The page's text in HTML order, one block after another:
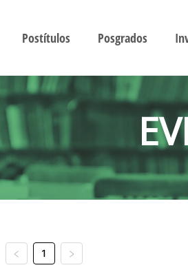
Postítulos Posgrados
1